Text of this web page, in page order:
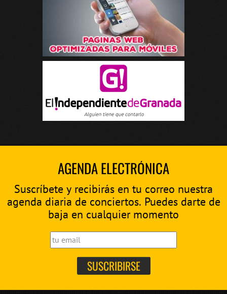
AGENDA ELECTRÓNICA
Suscríbete y recibirás en tu correo nuestra
agenda diaria de conciertos. Puedes darte de
baja en cualquier momento